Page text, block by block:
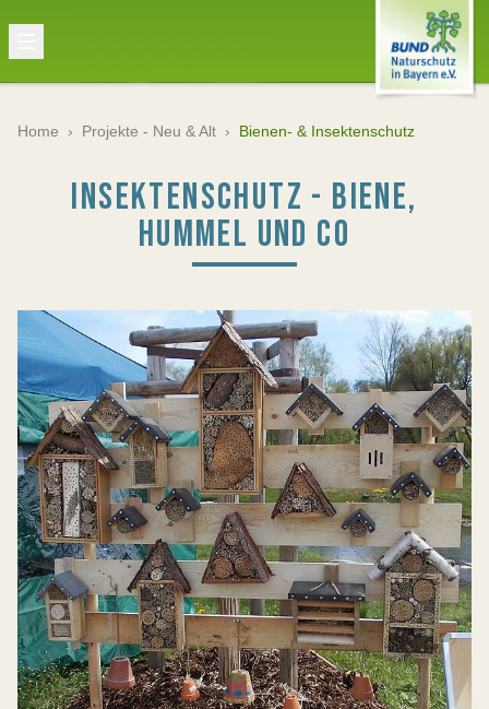
Home › Projekte - Neu & Alt › Bienen- & Insektenschutz
INSEKTENSCHUTZ - BIENE,
HUMMEL UND CO